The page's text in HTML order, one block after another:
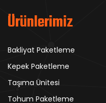
Ürünlerimiz
Bakliyat Paketleme
Kepek Paketleme
Taşıma Ünitesi
Tohum Paketleme